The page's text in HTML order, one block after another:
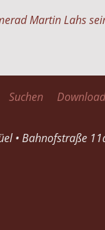
Martin Lahs
Suchen
• Bahnofstraße